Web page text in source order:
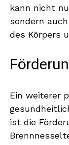
kann nicht
sondern
des Körpers
Ein weiterer
ist die